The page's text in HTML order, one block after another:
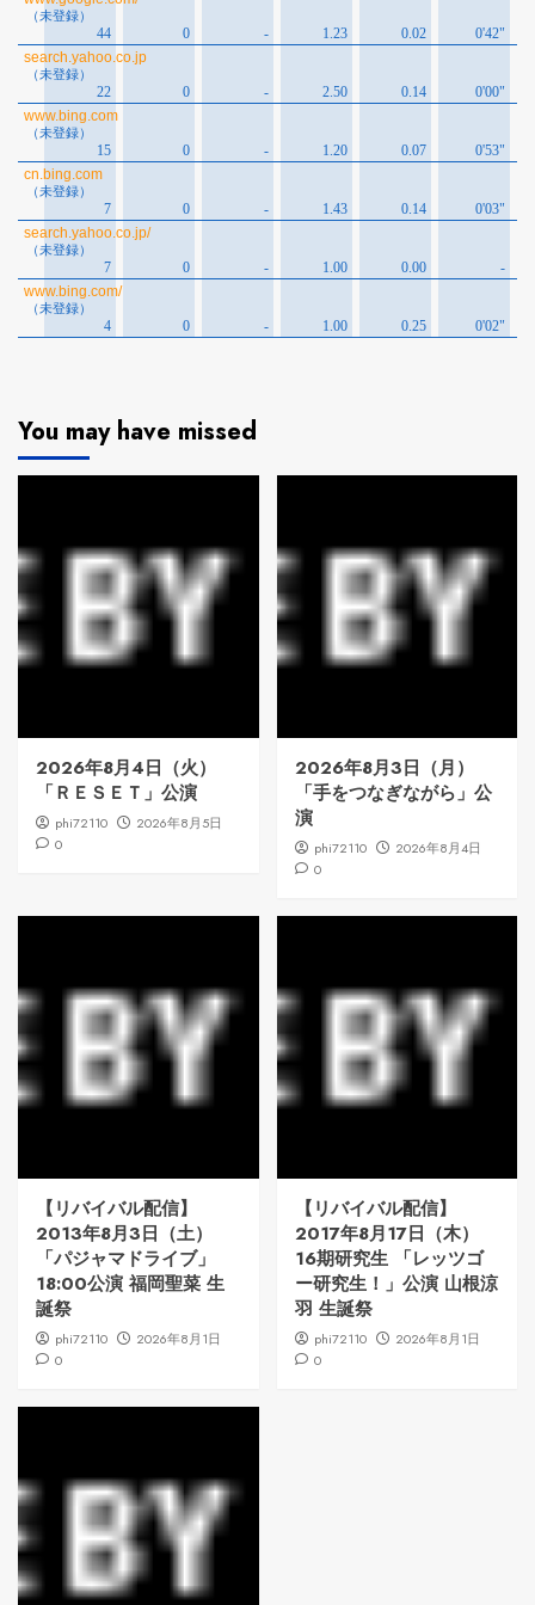
You may have missed
2026年8月4日（火）
「ＲＥＳＥＴ」公演
phi72110
2026年8月5日
0
2026年8月3日（月）
「手をつなぎながら」公
演
phi72110
2026年8月4日
0
【リバイバル配信】
2013年8月3日（土）
「パジャマドライブ」
18:00公演 福岡聖菜 生
誕祭
phi72110
2026年8月1日
0
【リバイバル配信】
2017年8月17日（木）
16期研究生 「レッツゴ
ー研究生！」公演 山根涼
羽 生誕祭
phi72110
2026年8月1日
0